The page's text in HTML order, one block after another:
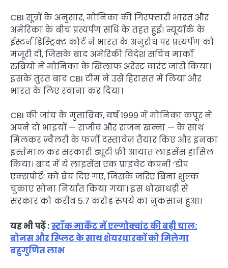
CBI सूत्रों के अनुसार, मोनिका की गिरफ्तारी भारत और
अमेरिका के बीच प्रत्यर्पण संधि के तहत हुई। न्यूयॉर्क के
ईस्टर्न डिस्ट्रिक्ट कोर्ट ने भारत के अनुरोध पर प्रत्यर्पण को
मंजूरी दी, जिसके बाद अमेरिकी विदेश सचिव मार्को
रुबियो ने मोनिका के खिलाफ अरेस्ट वारंट जारी किया।
इसके तुरंत बाद CBI टीम ने उसे हिरासत में लिया और
भारत के लिए रवाना कर दिया।
CBI की जांच के मुताबिक, वर्ष 1999 में मोनिका कपूर ने
अपने दो भाइयों — राजीव और राजन खन्ना — के साथ
मिलकर ज्वैलरी के फर्जी दस्तावेज तैयार किए और इनका
इस्तेमाल कर सरकारी ड्यूटी फ्री आयात लाइसेंस हासिल
किया। बाद में ये लाइसेंस एक प्राइवेट कंपनी ‘डीप
एक्सपोर्ट’ को बेच दिए गए, जिसके जरिए बिना शुल्क
चुकाए सोना निर्यात किया गया। इस धोखाधड़ी से
सरकार को करीब 5.7 करोड़ रुपये का नुकसान हुआ।
यह भी पढ़ें :स्टॉक मार्केट में एल्गोक्वांट की बड़ी चाल:
बोनस और स्प्लिट के साथ शेयरधारकों को मिलेगा
बहुगुणित लाभ